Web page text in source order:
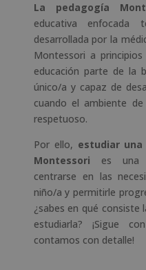
La pedagogía
educativa
desarrollada por la
Montessori a
educación parte de la
único/a y capaz de
cuando el ambiente
respetuoso.
Por ello, estudiar
Montessori es una
centrarse en las
niño/a y permitirle
¿sabes en qué consiste
estudiarla? ¡Sigue
contamos con detalle!